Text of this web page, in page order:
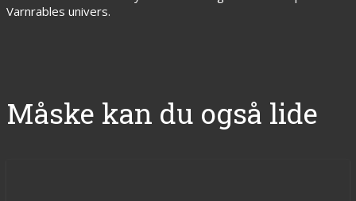
Varnrables univers.
Måske kan du også lide